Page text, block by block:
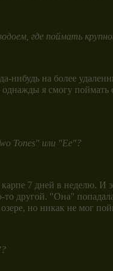
где поймать
нибудь на более
я смогу
Tones" или "Ее"?
7 дней в неделю. И
другой. "Она"
но никак не мог